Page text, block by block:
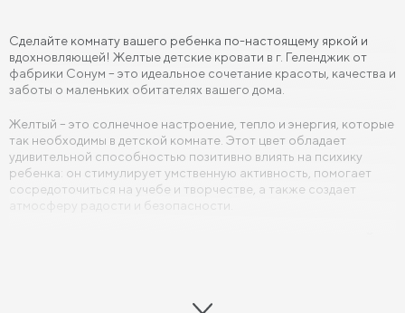
Сделайте комнату вашего ребенка по-настоящему яркой и
вдохновляющей! Желтые детские кровати в г. Геленджик от
фабрики Сонум – это идеальное сочетание красоты, качества и
заботы о маленьких обитателях вашего дома.
Желтый – это солнечное настроение, тепло и энергия, которые
так необходимы в детской комнате. Этот цвет обладает
удивительной способностью позитивно влиять на психику
ребенка: он стимулирует умственную активность, помогает
сосредоточиться на учебе и творчестве, а также создает
атмосферу радости и безопасности.